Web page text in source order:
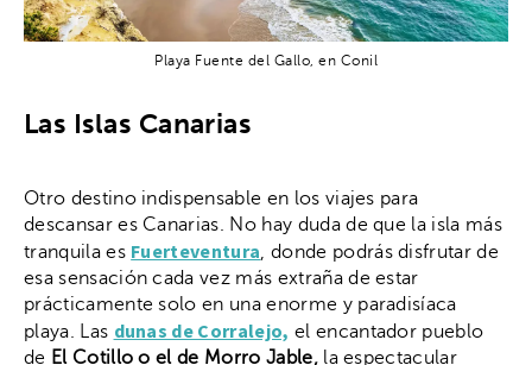
Playa Fuente del Gallo, en Conil
Las Islas Canarias
Otro destino indispensable en los viajes para
descansar es Canarias. No hay duda de que la isla más
tranquila es Fuerteventura, donde podrás disfrutar de
esa sensación cada vez más extraña de estar
prácticamente solo en una enorme y paradisíaca
playa. Las dunas de Corralejo, el encantador pueblo
de El Cotillo o el de Morro Jable,la espectacular